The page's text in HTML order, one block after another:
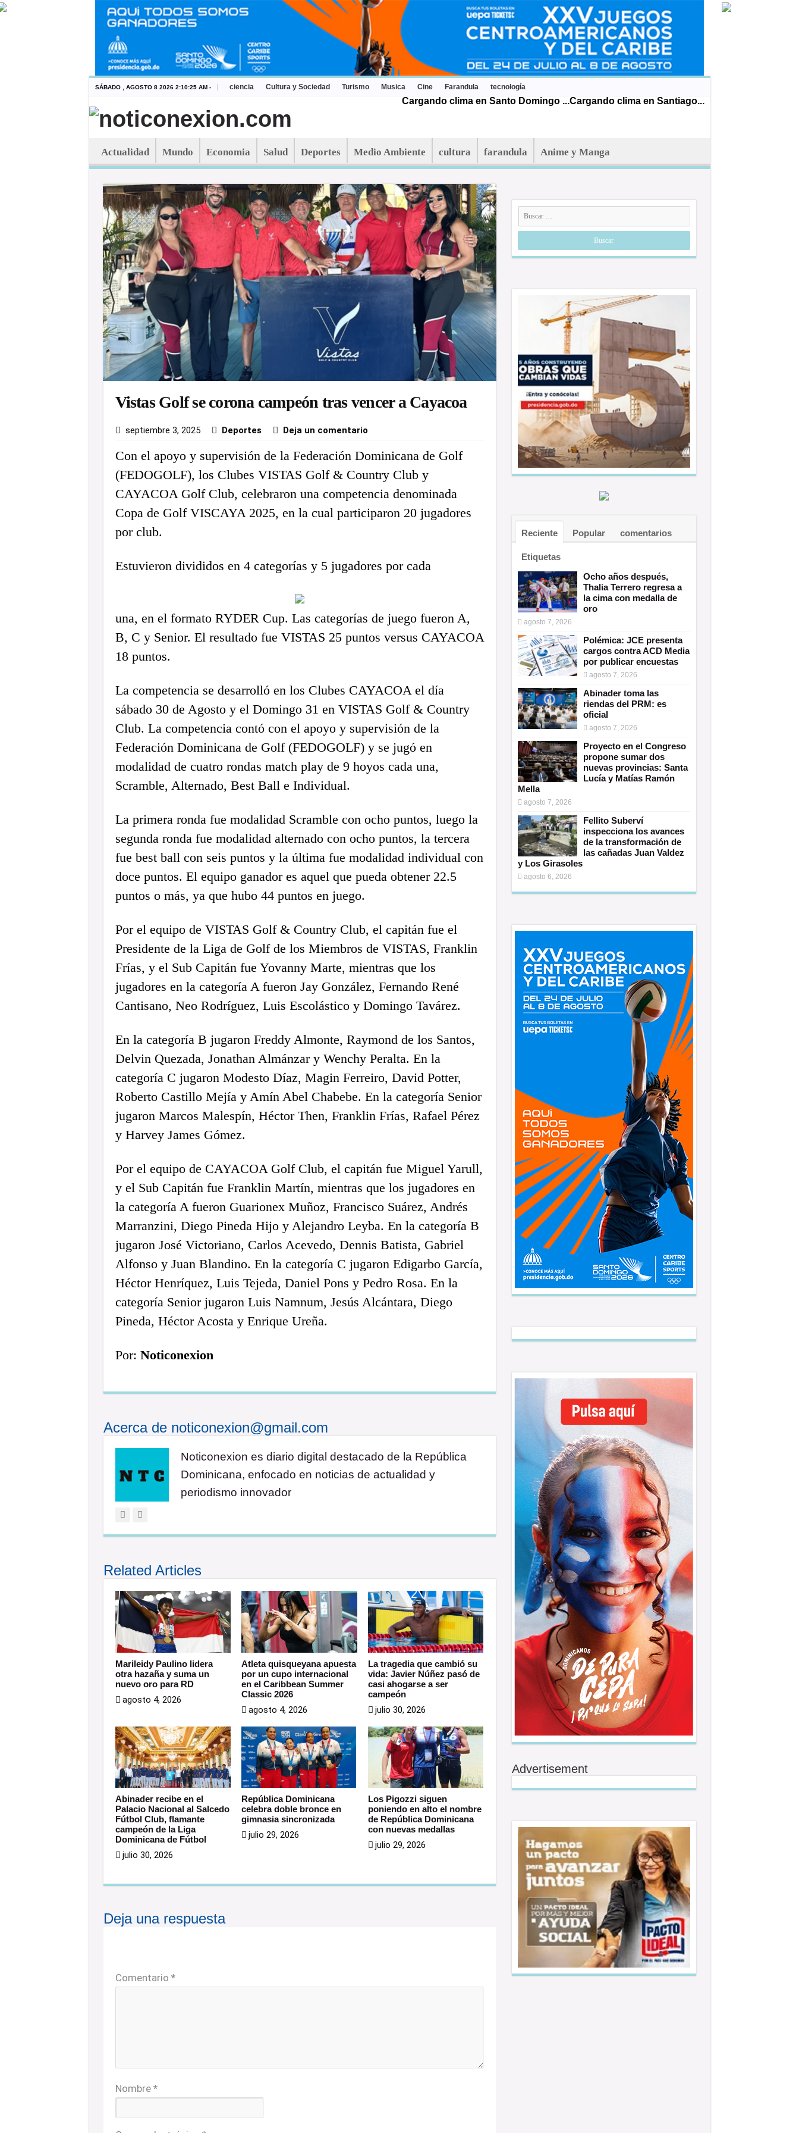
SÁBADO , AGOSTO 8 2026 2:10:25 AM - ciencia Cultura y Sociedad Turismo Musica Cine Farandula tecnología
Cargando clima en Santo Domingo ...Cargando clima en Santiago...
Actualidad Mundo Economia Salud Deportes Medio Ambiente cultura farandula Anime y Manga
Vistas Golf se corona campeón tras vencer a Cayacoa
septiembre 3, 2025 Deportes Deja un comentario
Con el apoyo y supervisión de la Federación Dominicana de Golf
(FEDOGOLF), los Clubes VISTAS Golf & Country Club y
CAYACOA Golf Club, celebraron una competencia denominada
Copa de Golf VISCAYA 2025, en la cual participaron 20 jugadores
por club.
Estuvieron divididos en 4 categorías y 5 jugadores por cada
una, en el formato RYDER Cup. Las categorías de juego fueron A,
B, C y Senior. El resultado fue VISTAS 25 puntos versus CAYACOA
18 puntos.
La competencia se desarrolló en los Clubes CAYACOA el día
sábado 30 de Agosto y el Domingo 31 en VISTAS Golf & Country
Club. La competencia contó con el apoyo y supervisión de la
Federación Dominicana de Golf (FEDOGOLF) y se jugó en
modalidad de cuatro rondas match play de 9 hoyos cada una,
Scramble, Alternado, Best Ball e Individual.
La primera ronda fue modalidad Scramble con ocho puntos, luego la
segunda ronda fue modalidad alternado con ocho puntos, la tercera
fue best ball con seis puntos y la última fue modalidad individual con
doce puntos. El equipo ganador es aquel que pueda obtener 22.5
puntos o más, ya que hubo 44 puntos en juego.
Por el equipo de VISTAS Golf & Country Club, el capitán fue el
Presidente de la Liga de Golf de los Miembros de VISTAS, Franklin
Frías, y el Sub Capitán fue Yovanny Marte, mientras que los
jugadores en la categoría A fueron Jay González, Fernando René
Cantisano, Neo Rodríguez, Luis Escolástico y Domingo Tavárez.
En la categoría B jugaron Freddy Almonte, Raymond de los Santos,
Delvin Quezada, Jonathan Almánzar y Wenchy Peralta. En la
categoría C jugaron Modesto Díaz, Magin Ferreiro, David Potter,
Roberto Castillo Mejía y Amín Abel Chabebe. En la categoría Senior
jugaron Marcos Malespín, Héctor Then, Franklin Frías, Rafael Pérez
y Harvey James Gómez.
Por el equipo de CAYACOA Golf Club, el capitán fue Miguel Yarull,
y el Sub Capitán fue Franklin Martín, mientras que los jugadores en
la categoría A fueron Guarionex Muñoz, Francisco Suárez, Andrés
Marranzini, Diego Pineda Hijo y Alejandro Leyba. En la categoría B
jugaron José Victoriano, Carlos Acevedo, Dennis Batista, Gabriel
Alfonso y Juan Blandino. En la categoría C jugaron Edigarbo García,
Héctor Henríquez, Luis Tejeda, Daniel Pons y Pedro Rosa. En la
categoría Senior jugaron Luis Namnum, Jesús Alcántara, Diego
Pineda, Héctor Acosta y Enrique Ureña.
Por: Noticonexion
Acerca de noticonexion@gmail.com
Noticonexion es diario digital destacado de la República
Dominicana, enfocado en noticias de actualidad y
periodismo innovador
Related Articles
Marileidy Paulino lidera
otra hazaña y suma un
nuevo oro para RD
agosto 4, 2026
Atleta quisqueyana apuesta
por un cupo internacional
en el Caribbean Summer
Classic 2026
agosto 4, 2026
La tragedia que cambió su
vida: Javier Núñez pasó de
casi ahogarse a ser
campeón
julio 30, 2026
Abinader recibe en el
Palacio Nacional al Salcedo
Fútbol Club, flamante
campeón de la Liga
Dominicana de Fútbol
julio 30, 2026
República Dominicana
celebra doble bronce en
gimnasia sincronizada
julio 29, 2026
Los Pigozzi siguen
poniendo en alto el nombre
de República Dominicana
con nuevas medallas
julio 29, 2026
Deja una respuesta
Comentario *
Nombre *
Reciente Popular comentarios
Etiquetas
Ocho años después,
Thalia Terrero regresa a
la cima con medalla de
oro
agosto 7, 2026
Polémica: JCE presenta
cargos contra ACD Media
por publicar encuestas
agosto 7, 2026
Abinader toma las
riendas del PRM: es
oficial
agosto 7, 2026
Proyecto en el Congreso
propone sumar dos
nuevas provincias: Santa
Lucía y Matías Ramón
Mella
agosto 7, 2026
Fellito Suberví
inspecciona los avances
de la transformación de
las cañadas Juan Valdez
y Los Girasoles
agosto 6, 2026
Advertisement